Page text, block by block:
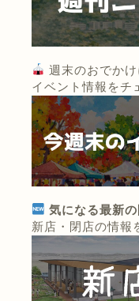
週末のおでか
イベント情報をチ
気になる最新
新店・閉店の情報